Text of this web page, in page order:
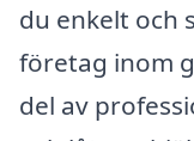
du enkelt och
företag inom
del av